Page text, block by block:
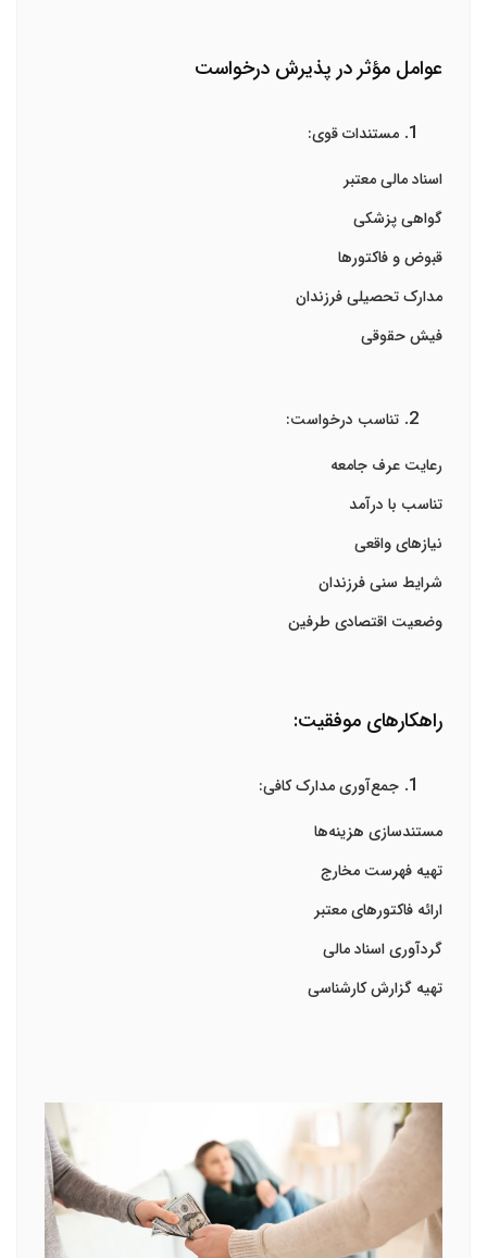
عوامل مؤثر در پذیرش درخواست
مستندات قوی:
اسناد مالی معتبر
گواهی پزشکی
قبوض و فاکتورها
مدارک تحصیلی فرزندان
فیش حقوقی
تناسب درخواست:
رعایت عرف جامعه
تناسب با درآمد
نیازهای واقعی
شرایط سنی فرزندان
وضعیت اقتصادی طرفین
راهکارهای موفقیت:
جمع‌آوری مدارک کافی:
مستندسازی هزینه‌ها
تهیه فهرست مخارج
ارائه فاکتورهای معتبر
گردآوری اسناد مالی
تهیه گزارش کارشناسی